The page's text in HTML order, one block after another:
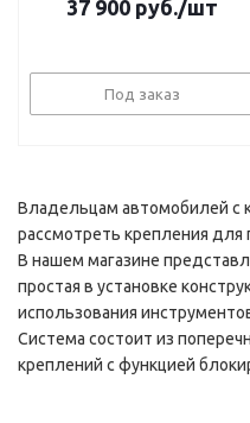
37 900 руб./шт
Под заказ
Владельцам автомобилей с
рассмотреть крепления для
В нашем магазине
простая в установке
использования
Система состоит из
креплений с функцией